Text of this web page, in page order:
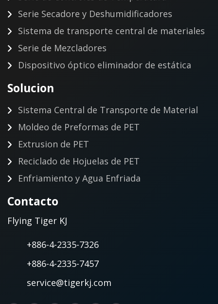
Serie Secadore y Deshumidificadores
Sistema de transporte central de materiales
Serie de Mezcladores
Dispositivo óptico eliminador de estática
Solucion
Sistema Central de Transporte de Material
Moldeo de Preformas de PET
Extrusion de PET
Reciclado de Hojuelas de PET
Enfriamiento y Agua Enfriada
Contacto
Flying Tiger KJ
+886-4-2335-7326
+886-4-2335-7457
service@tigerkj.com